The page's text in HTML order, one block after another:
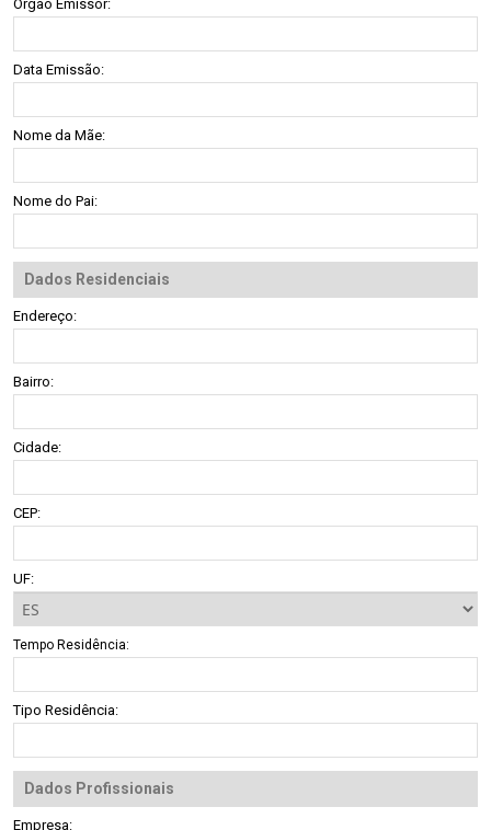
Orgão Emissor:
Data Emissão:
Nome da Mãe:
Nome do Pai:
Dados Residenciais
Endereço:
Bairro:
Cidade:
CEP:
UF:
Tempo Residência:
Tipo Residência:
Dados Profissionais
Empresa: